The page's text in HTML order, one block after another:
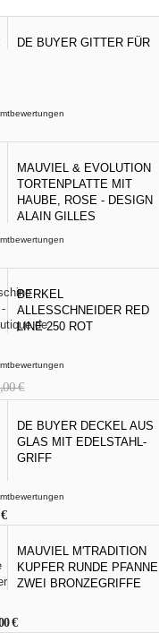
DE BUYER GITTER FÜR
MAUVIEL & EVOLUTION
TORTENPLATTE MIT
HAUBE, ROSE - DESIGN
ALAIN GILLES
BERKEL
ALLESSCHNEIDER RED
LINE 250 ROT
€Ursprünglicher
Preis
1.079,00 €
Aktueller
Preis
999,00 €.
DE BUYER DECKEL AUS
GLAS MIT EDELSTAHL-
GRIFF
€
MAUVIEL M'TRADITION
KUPFER RUNDE PFANNE
ZWEI BRONZEGRIFFE
€